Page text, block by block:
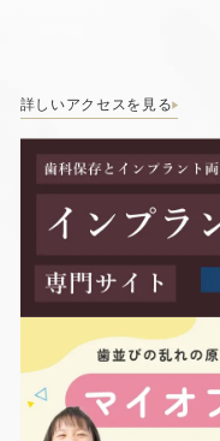
詳しいアクセスを見る